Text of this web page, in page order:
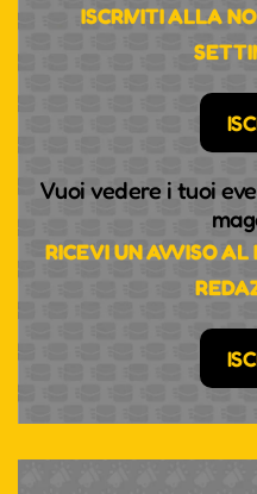
ISCRIVITI ALLA
Vuoi vedere i tuoi
RICEVI UN AVVISO